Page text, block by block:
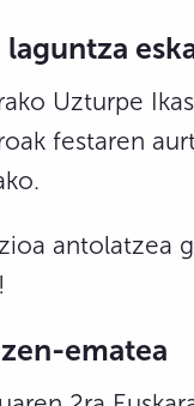
Uzturpe
festaren
antolatzea
ematea